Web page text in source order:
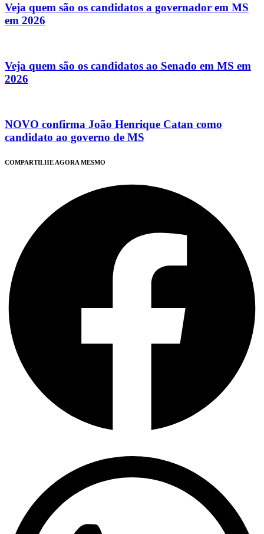
Veja quem são os candidatos a governador em MS
em 2026
Veja quem são os candidatos ao Senado em MS em
2026
NOVO confirma João Henrique Catan como
candidato ao governo de MS
COMPARTILHE AGORA MESMO